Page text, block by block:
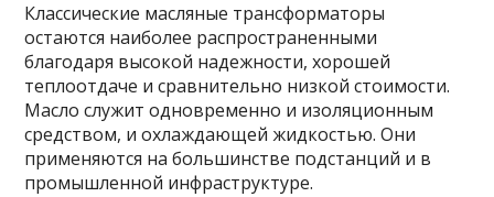
Классические масляные трансформаторы
остаются наиболее распространенными
благодаря высокой надежности, хорошей
теплоотдаче и сравнительно низкой стоимости.
Масло служит одновременно и изоляционным
средством, и охлаждающей жидкостью. Они
применяются на большинстве подстанций и в
промышленной инфраструктуре.